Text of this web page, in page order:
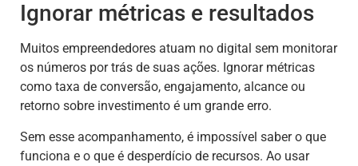
Ignorar métricas e resultados
Muitos empreendedores atuam no digital sem monitorar
os números por trás de suas ações. Ignorar métricas
como taxa de conversão, engajamento, alcance ou
retorno sobre investimento é um grande erro.
Sem esse acompanhamento, é impossível saber o que
funciona e o que é desperdício de recursos. Ao usar